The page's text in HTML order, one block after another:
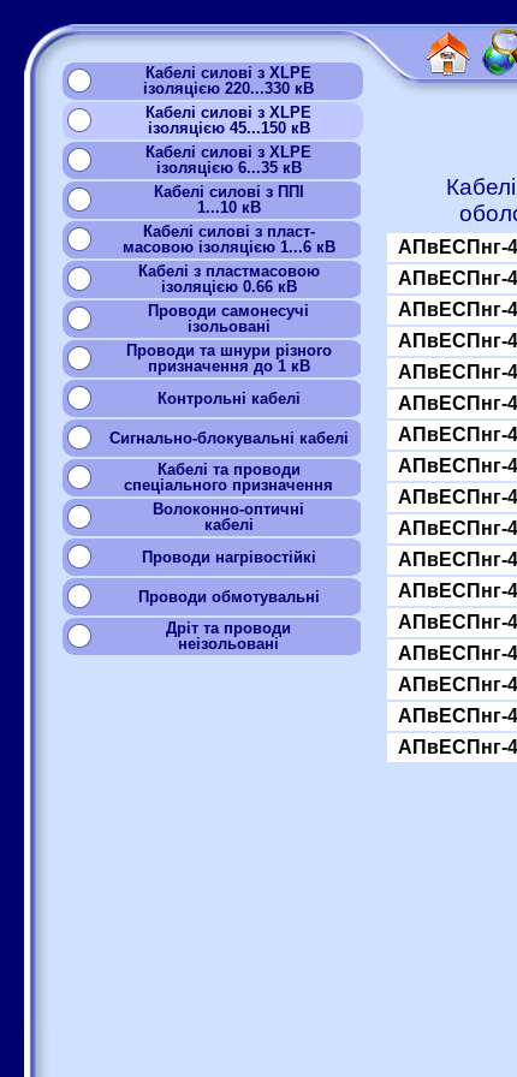
Кабелі силові з XLPE
ізоляцією 220...330 кВ
Кабелі силові з XLPE
ізоляцією 45...150 кВ
Кабелі силові з XLPE
ізоляцією 6...35 кВ
Кабелі силові з ППІ
1...10 кВ
Кабелі силові з пласт-
масовою ізоляцією 1...6 кВ
Кабелі з пластмасовою
ізоляцією 0.66 кВ
Проводи самонесучі
ізольовані
Проводи та шнури різного
призначення до 1 кВ
Контрольні кабелі
Сигнально-блокувальні кабелі
Кабелі та проводи
спеціального призначення
Волоконно-оптичні
кабелі
Проводи нагрівостійкі
Проводи обмотувальні
Дріт та проводи
неізольовані
АПвЕСПнг-
АПвЕСПнг-
АПвЕСПнг-
АПвЕСПнг-
АПвЕСПнг-
АПвЕСПнг-
АПвЕСПнг-
АПвЕСПнг-
АПвЕСПнг-
АПвЕСПнг-
АПвЕСПнг-
АПвЕСПнг-
АПвЕСПнг-
АПвЕСПнг-
АПвЕСПнг-
АПвЕСПнг-
АПвЕСПнг-